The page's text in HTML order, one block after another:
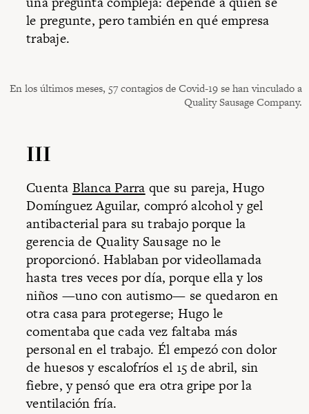
le pregunte, pero también en qué empresa
trabaje.
En los últimos meses, 57 contagios de Covid-19 se han vinculado a
Quality Sausage Company.
III
Cuenta Blanca Parra que su pareja, Hugo
Domínguez Aguilar, compró alcohol y gel
antibacterial para su trabajo porque la
gerencia de Quality Sausage no le
proporcionó. Hablaban por videollamada
hasta tres veces por día, porque ella y los
niños —uno con autismo— se quedaron en
otra casa para protegerse; Hugo le
comentaba que cada vez faltaba más
personal en el trabajo. Él empezó con dolor
de huesos y escalofríos el 15 de abril, sin
fiebre, y pensó que era otra gripe por la
ventilación fría.